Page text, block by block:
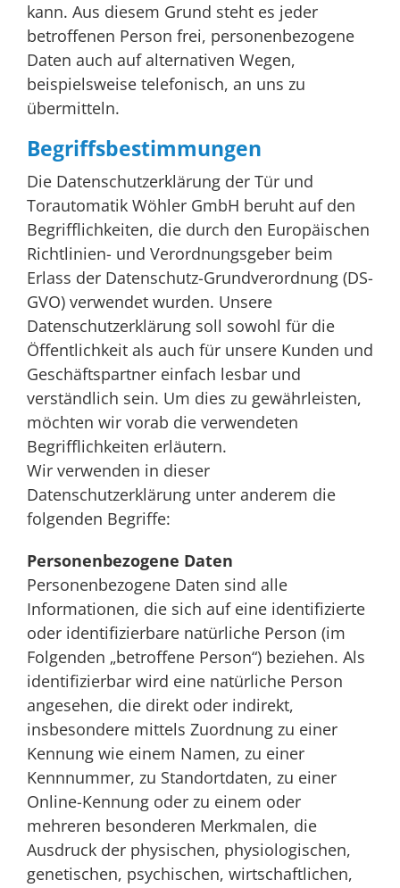
kann. Aus diesem Grund steht es jeder
betroffenen Person frei, personenbezogene
Daten auch auf alternativen Wegen,
beispielsweise telefonisch, an uns zu
übermitteln.
Begriffsbestimmungen
Die Datenschutzerklärung der Tür und
Torautomatik Wöhler GmbH beruht auf den
Begrifflichkeiten, die durch den Europäischen
Richtlinien- und Verordnungsgeber beim
Erlass der Datenschutz-Grundverordnung (DS-
GVO) verwendet wurden. Unsere
Datenschutzerklärung soll sowohl für die
Öffentlichkeit als auch für unsere Kunden und
Geschäftspartner einfach lesbar und
verständlich sein. Um dies zu gewährleisten,
möchten wir vorab die verwendeten
Begrifflichkeiten erläutern.
Wir verwenden in dieser
Datenschutzerklärung unter anderem die
folgenden Begriffe:
Personenbezogene Daten
Personenbezogene Daten sind alle
Informationen, die sich auf eine identifizierte
oder identifizierbare natürliche Person (im
Folgenden „betroffene Person“) beziehen. Als
identifizierbar wird eine natürliche Person
angesehen, die direkt oder indirekt,
insbesondere mittels Zuordnung zu einer
Kennung wie einem Namen, zu einer
Kennnummer, zu Standortdaten, zu einer
Online-Kennung oder zu einem oder
mehreren besonderen Merkmalen, die
Ausdruck der physischen, physiologischen,
genetischen, psychischen, wirtschaftlichen,